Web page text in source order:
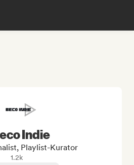
Indie
Playlist-Kurator
1.2k